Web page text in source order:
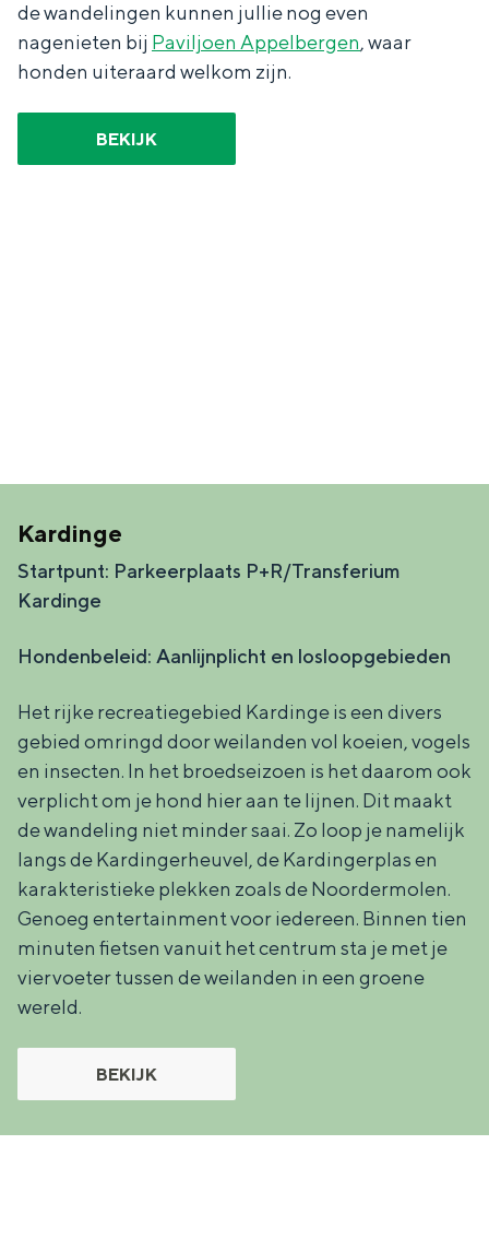
de wandelingen kunnen jullie nog even
nagenieten bij Paviljoen Appelbergen, waar
honden uiteraard welkom zijn.
BEKIJK
Kardinge
Startpunt: Parkeerplaats P+R/Transferium
Kardinge
Hondenbeleid: Aanlijnplicht en losloopgebieden
Het rijke recreatiegebied Kardinge is een divers
gebied omringd door weilanden vol koeien, vogels
en insecten. In het broedseizoen is het daarom ook
verplicht om je hond hier aan te lijnen. Dit maakt
de wandeling niet minder saai. Zo loop je namelijk
langs de Kardingerheuvel, de Kardingerplas en
karakteristieke plekken zoals de Noordermolen.
Genoeg entertainment voor iedereen. Binnen tien
minuten fietsen vanuit het centrum sta je met je
viervoeter tussen de weilanden in een groene
wereld.
BEKIJK